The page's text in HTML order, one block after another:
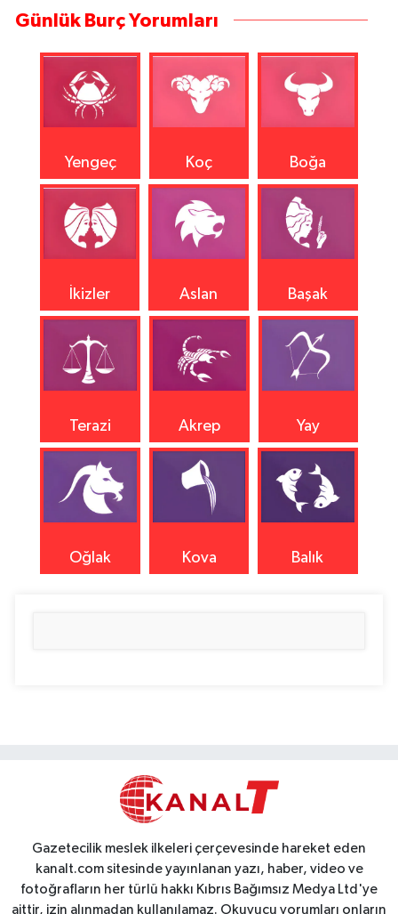
Günlük Burç Yorumları
Yengeç Koç Boğa
İkizler Aslan Başak
Terazi Akrep Yay
Oğlak Kova Balık
Gazetecilik meslek ilkeleri çerçevesinde hareket eden
kanalt.com sitesinde yayınlanan yazı, haber, video ve
fotoğrafların her türlü hakkı Kıbrıs Bağımsız Medya Ltd'ye
aittir, izin alınmadan kullanılamaz. Okuyucu yorumları onların